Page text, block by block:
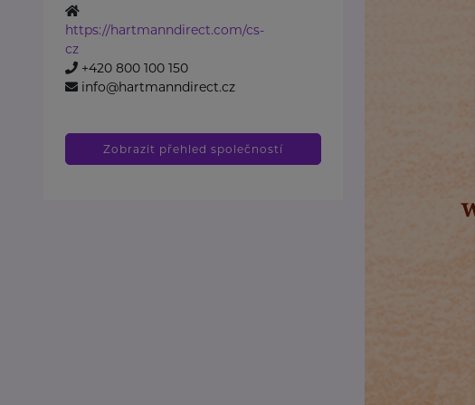
https://hartmanndirect.com/cs-
cz
+420 800 100 150
info@hartmanndirect.cz
Zobrazit přehled společností